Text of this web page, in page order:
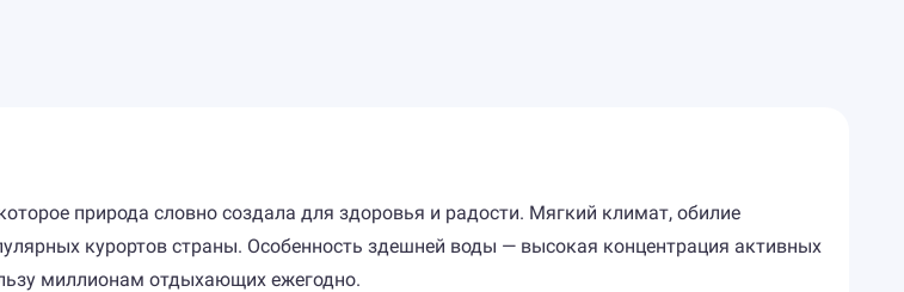
природа словно создала для здоровья и радости. Мягкий климат, обилие
курортов страны. Особенность здешней воды — высокая концентрация активных
миллионам отдыхающих ежегодно.